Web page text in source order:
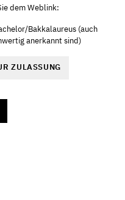
dem Weblink:
Bakkalaureus (auch
anerkannt sind)
ZULASSUNG